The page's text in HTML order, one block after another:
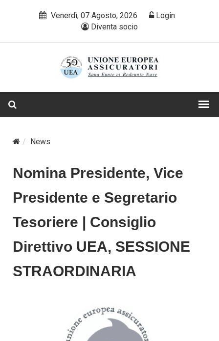
Venerdì, 07 Agosto, 2026
Login
Diventa socio
News
Nomina Presidente, Vice
Presidente e Segretario
Tesoriere | Consiglio
Direttivo UEA, SESSIONE
STRAORDINARIA